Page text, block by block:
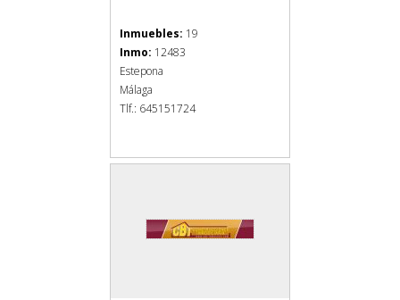
Inmuebles: 19
Inmo: 12483
Estepona
Málaga
Tlf.: 645151724